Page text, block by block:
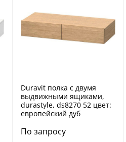
Duravit полка с двумя
выдвижными ящиками,
durastyle, ds8270 52 цвет:
европейский дуб
По запросу